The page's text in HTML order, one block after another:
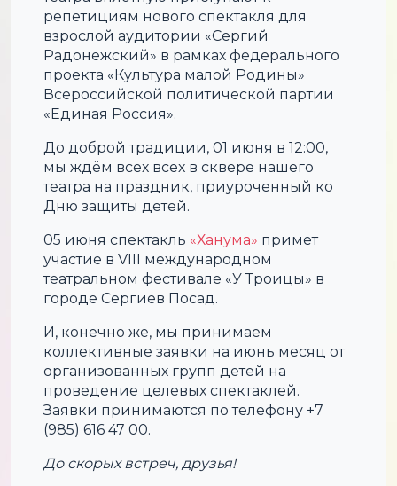
репетициям нового спектакля для
взрослой аудитории «Сергий
Радонежский» в рамках федерального
проекта «Культура малой Родины»
Всероссийской политической партии
«Единая Россия».
До доброй традиции, 01 июня в 12:00,
мы ждём всех всех в сквере нашего
театра на праздник, приуроченный ко
Дню защиты детей.
05 июня спектакль «Ханума» примет
участие в VIII международном
театральном фестивале «У Троицы» в
городе Сергиев Посад.
И, конечно же, мы принимаем
коллективные заявки на июнь месяц от
организованных групп детей на
проведение целевых спектаклей.
Заявки принимаются по телефону +7
(985) 616 47 00.
До скорых встреч, друзья!